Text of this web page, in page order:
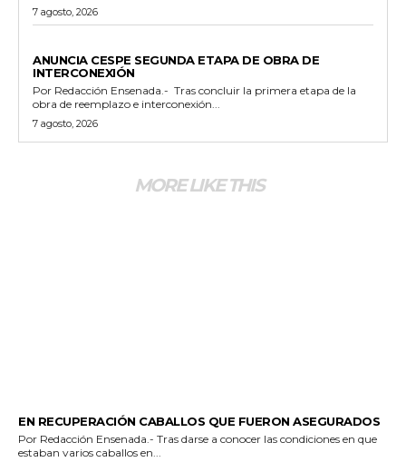
7 agosto, 2026
ANUNCIA CESPE SEGUNDA ETAPA DE OBRA DE
INTERCONEXIÓN
Por Redacción Ensenada.- Tras concluir la primera etapa de la
obra de reemplazo e interconexión...
7 agosto, 2026
MORE LIKE THIS
EN RECUPERACIÓN CABALLOS QUE FUERON ASEGURADOS
Por Redacción Ensenada.- Tras darse a conocer las condiciones en que
estaban varios caballos en...